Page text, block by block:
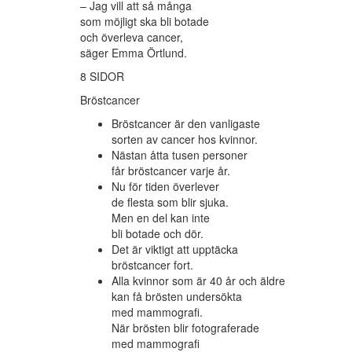
– Jag vill att så många
som möjligt ska bli botade
och överleva cancer,
säger Emma Örtlund.
8 SIDOR
Bröstcancer
Bröstcancer är den vanligaste
sorten av cancer hos kvinnor.
Nästan åtta tusen personer
får bröstcancer varje år.
Nu för tiden överlever
de flesta som blir sjuka.
Men en del kan inte
bli botade och dör.
Det är viktigt att upptäcka
bröstcancer fort.
Alla kvinnor som är 40 år och äldre
kan få brösten undersökta
med mammografi.
När brösten blir fotograferade
med mammografi